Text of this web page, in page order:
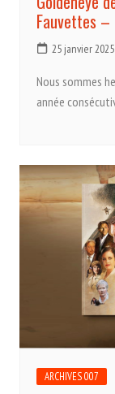
Fauvettes
25 janvier 2025
Nous sommes
année
ARCHIVES 007